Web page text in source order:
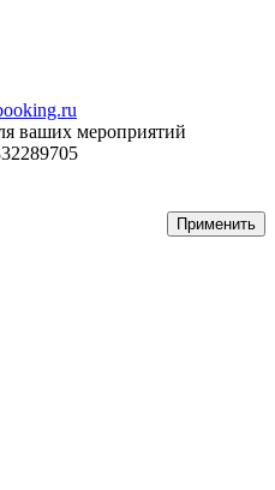
ваших мероприятий
Применить